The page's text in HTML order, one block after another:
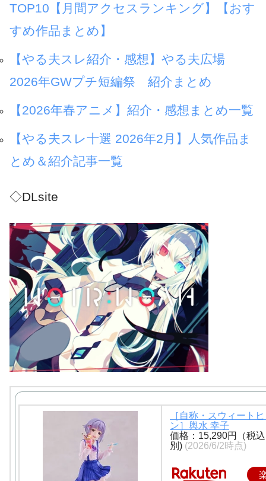
TOP10【月間アクセスランキング】【おす
すめ作品まとめ】
【やる夫スレ紹介・感想】やる夫広場
2026年GWプチ短編祭 紹介まとめ
【2026年春アニメ】紹介・感想まとめ一覧
【やる夫スレ十選 2026年2月】人気作品ま
とめ＆紹介記事一覧
◇DLsite
［自称・スウィート
ン］輿水 幸子
価格：15,290円（税
別) (2026/6/2時点)